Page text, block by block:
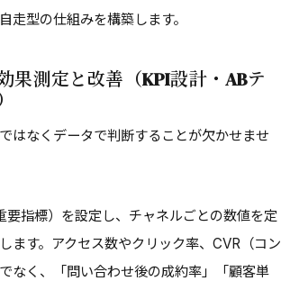
走型の仕組みを構築します。
果測定と改善（KPI設計・ABテ
はなくデータで判断することが欠かせませ
要指標）を設定し、チャネルごとの数値を定
ます。アクセス数やクリック率、CVR（コン
なく、「問い合わせ後の成約率」「顧客単